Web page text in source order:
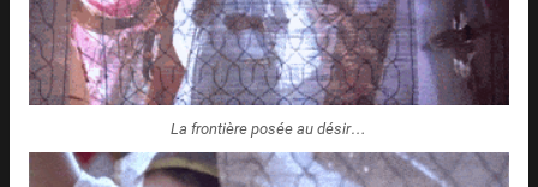
La frontière posée au désir…